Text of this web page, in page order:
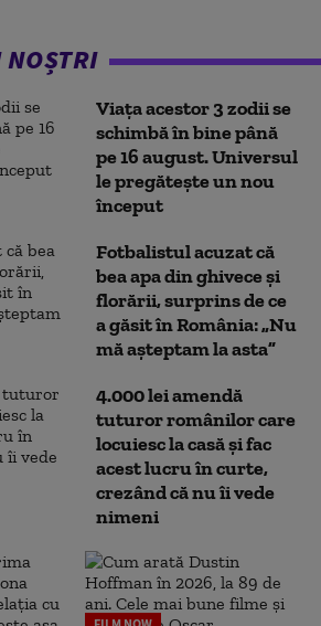
NOȘTRI
Viața acestor 3 zodii se
schimbă în bine până
pe 16 august. Universul
le pregătește un nou
început
Fotbalistul acuzat că
bea apa din ghivece și
florării, surprins de ce
a găsit în România: „Nu
mă așteptam la asta”
4.000 lei amendă
tuturor românilor care
locuiesc la casă și fac
acest lucru în curte,
crezând că nu îi vede
nimeni